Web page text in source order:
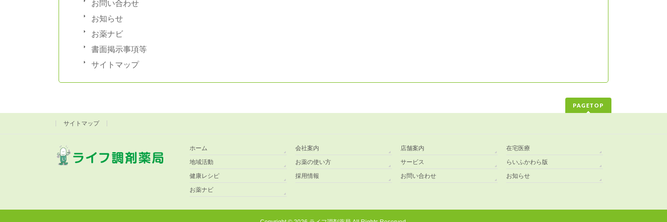
お問い合わせ
お知らせ
お薬ナビ
書面掲示事項等
サイトマップ
PAGETOP
サイトマップ
ホーム 会社案内 店舗案内
在宅医療
地域活動
お薬の使い方 サービス
らいふかわら版
健康レシピ
採用情報 お問い合わせ
お知らせ
お薬ナビ